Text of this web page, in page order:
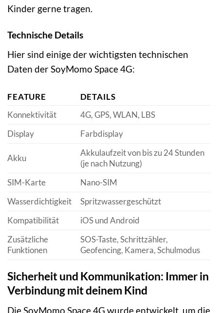
Kinder gerne tragen.
Technische Details
Hier sind einige der wichtigsten technischen
Daten der SoyMomo Space 4G:
FEATURE
DETAILS
Konnektivität
4G, GPS, WLAN, LBS
Display
Farbdisplay
Akku
Akkulaufzeit von bis zu 24 Stunden
(je nach Nutzung)
SIM-Karte
Nano-SIM
Wasserdichtigkeit
Spritzwassergeschützt
Kompatibilität
iOS und Android
Zusätzliche
Funktionen
SOS-Taste, Schrittzähler,
Geofencing, Kamera, Schulmodus
Sicherheit und Kommunikation: Immer in
Verbindung mit deinem Kind
Die SoyMomo Space 4G wurde entwickelt, um die